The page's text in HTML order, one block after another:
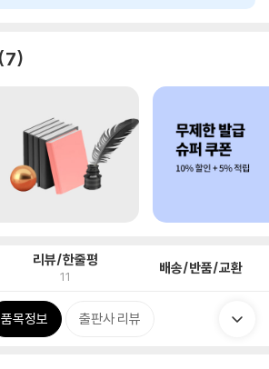
7
리뷰/한줄평
11 배송/반품/교환
품목정보 출판사 리뷰